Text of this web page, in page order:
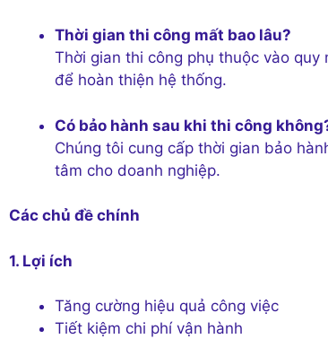
Thời gian thi công mất bao lâu?
Thời gian thi công phụ thuộc vào
để hoàn thiện hệ thống.
Có bảo hành sau khi thi công
Chúng tôi cung cấp thời gian bảo
tâm cho doanh nghiệp.
Các chủ đề chính
1. Lợi ích
Tăng cường hiệu quả công việc
Tiết kiệm chi phí vận hành